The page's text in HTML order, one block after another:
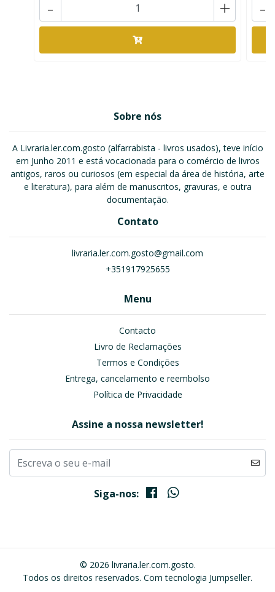
+
- -
Sobre nós
A Livraria.ler.com.gosto (alfarrabista - livros usados), teve início
em Junho 2011 e está vocacionada para o comércio de livros
antigos, raros ou curiosos (em especial da área de história, arte
e literatura), para além de manuscritos, gravuras, e outra
documentação.
Contato
livraria.ler.com.gosto@gmail.com
+351917925655
Menu
Contacto
Livro de Reclamações
Termos e Condições
Entrega, cancelamento e reembolso
Política de Privacidade
Assine a nossa newsletter!
Siga-nos:
© 2026 livraria.ler.com.gosto.
Todos os direitos reservados. Com tecnologia Jumpseller.